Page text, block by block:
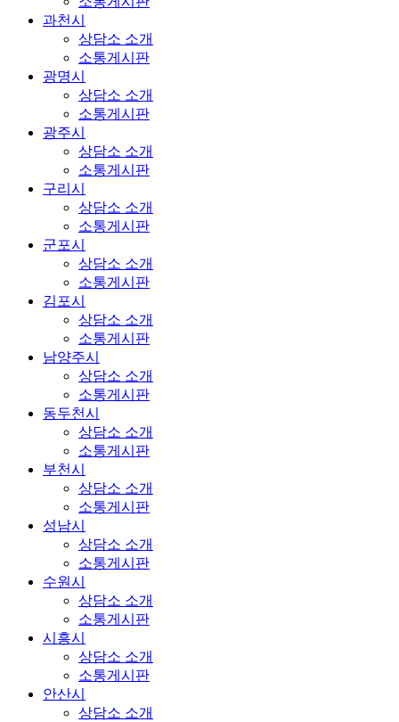
과천시
상담소 소개
소통게시판
광명시
상담소 소개
소통게시판
광주시
상담소 소개
소통게시판
구리시
상담소 소개
소통게시판
군포시
상담소 소개
소통게시판
김포시
상담소 소개
소통게시판
남양주시
상담소 소개
소통게시판
동두천시
상담소 소개
소통게시판
부천시
상담소 소개
소통게시판
성남시
상담소 소개
소통게시판
수원시
상담소 소개
소통게시판
시흥시
상담소 소개
소통게시판
안산시
상담소 소개